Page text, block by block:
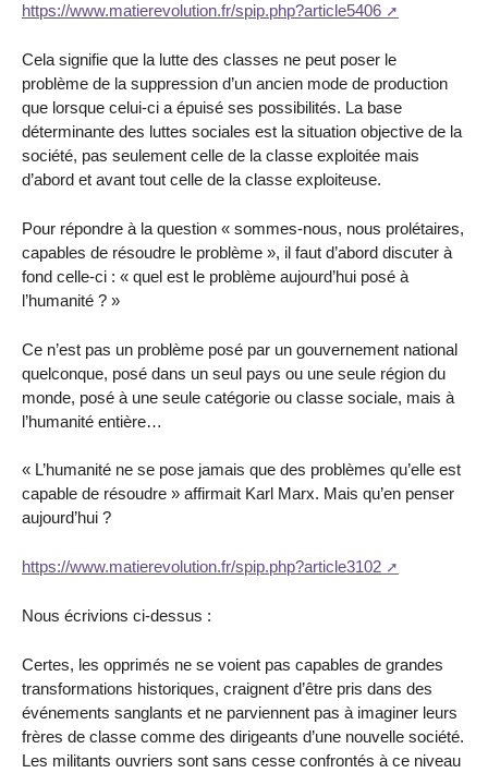
https://www.matierevolution.fr/spip.php?article5406
Cela signifie que la lutte des classes ne peut poser le
problème de la suppression d’un ancien mode de production
que lorsque celui-ci a épuisé ses possibilités. La base
déterminante des luttes sociales est la situation objective de la
société, pas seulement celle de la classe exploitée mais
d’abord et avant tout celle de la classe exploiteuse.
Pour répondre à la question « sommes-nous, nous prolétaires,
capables de résoudre le problème », il faut d’abord discuter à
fond celle-ci : « quel est le problème aujourd’hui posé à
l’humanité ? »
Ce n’est pas un problème posé par un gouvernement national
quelconque, posé dans un seul pays ou une seule région du
monde, posé à une seule catégorie ou classe sociale, mais à
l’humanité entière…
« L’humanité ne se pose jamais que des problèmes qu’elle est
capable de résoudre » affirmait Karl Marx. Mais qu’en penser
aujourd’hui ?
https://www.matierevolution.fr/spip.php?article3102
Nous écrivions ci-dessus :
Certes, les opprimés ne se voient pas capables de grandes
transformations historiques, craignent d’être pris dans des
événements sanglants et ne parviennent pas à imaginer leurs
frères de classe comme des dirigeants d’une nouvelle société.
Les militants ouvriers sont sans cesse confrontés à ce niveau